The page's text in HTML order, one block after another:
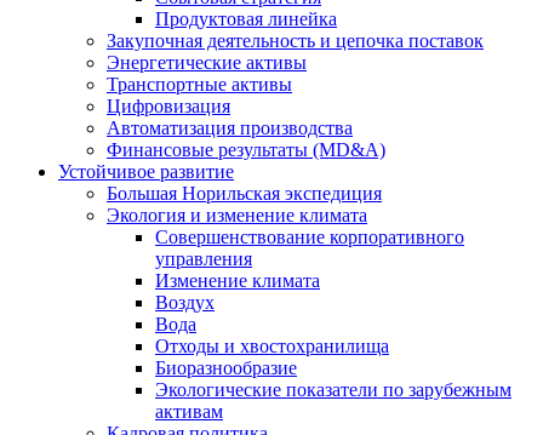
Продуктовая линейка
Закупочная деятельность и цепочка поставок
Энергетические активы
Транспортные активы
Цифровизация
Автоматизация производства
Финансовые результаты (MD&A)
Устойчивое развитие
Большая Норильская экспедиция
Экология и изменение климата
Совершенствование корпоративного
управления
Изменение климата
Воздух
Вода
Отходы и хвостохранилища
Биоразнообразие
Экологические показатели по зарубежным
активам